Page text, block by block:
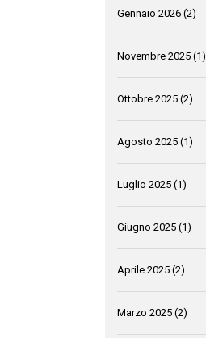
Gennaio 2026 (2)
Novembre 2025 (1)
Ottobre 2025 (2)
Agosto 2025 (1)
Luglio 2025 (1)
Giugno 2025 (1)
Aprile 2025 (2)
Marzo 2025 (2)